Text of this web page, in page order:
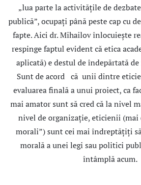
„lua parte la activităţile de
publică”, ocupaţi până peste cap cu
fapte. Aici dr. Mihailov înlocuieşte
respinge faptul evident că etica
aplicată) e destul de îndepărtată
Sunt de acord că unii dintre
evaluarea finală a unui proiect, ca
mai amator sunt să cred că la nivel
nivel de organizaţie, eticienii (mai
morali”) sunt cei mai îndreptăţiţi
morală a unei legi sau politici
întâmplă acum.